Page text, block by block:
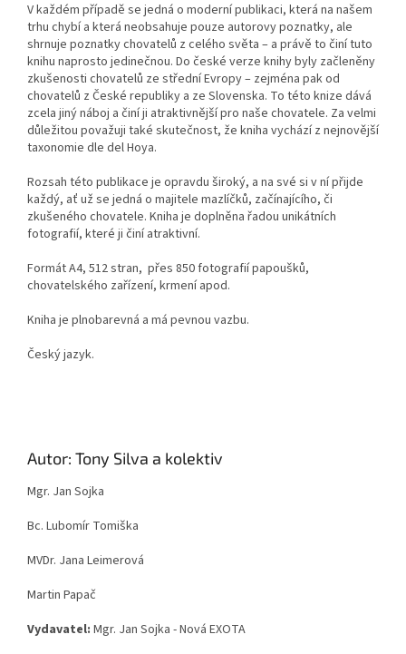
V každém případě se jedná o moderní publikaci, která na našem
trhu chybí a která neobsahuje pouze autorovy poznatky, ale
shrnuje poznatky chovatelů z celého světa – a právě to činí tuto
knihu naprosto jedinečnou. Do české verze knihy byly začleněny
zkušenosti chovatelů ze střední Evropy – zejména pak od
chovatelů z České republiky a ze Slovenska. To této knize dává
zcela jiný náboj a činí ji atraktivnější pro naše chovatele. Za velmi
důležitou považuji také skutečnost, že kniha vychází z nejnovější
taxonomie dle del Hoya.
Rozsah této publikace je opravdu široký, a na své si v ní přijde
každý, ať už se jedná o majitele mazlíčků, začínajícího, či
zkušeného chovatele. Kniha je doplněna řadou unikátních
fotografií, které ji činí atraktivní.
Formát A4, 512 stran, přes 850 fotografií papoušků,
chovatelského zařízení, krmení apod.
Kniha je plnobarevná a má pevnou vazbu.
Český jazyk.
Autor: Tony Silva a kolektiv
Mgr. Jan Sojka
Bc. Lubomír Tomiška
MVDr. Jana Leimerová
Martin Papač
Vydavatel: Mgr. Jan Sojka - Nová EXOTA